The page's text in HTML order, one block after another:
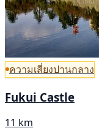
ความเสี่ยงปานกลาง
Fukui Castle
11 km